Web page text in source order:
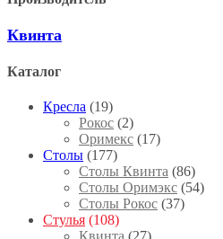
Квинта
Каталог
Кресла (19)
Рокос (2)
Оримекс (17)
Столы (177)
Столы Квинта (86)
Столы Оримэкс (54)
Столы Рокос (37)
Стулья (108)